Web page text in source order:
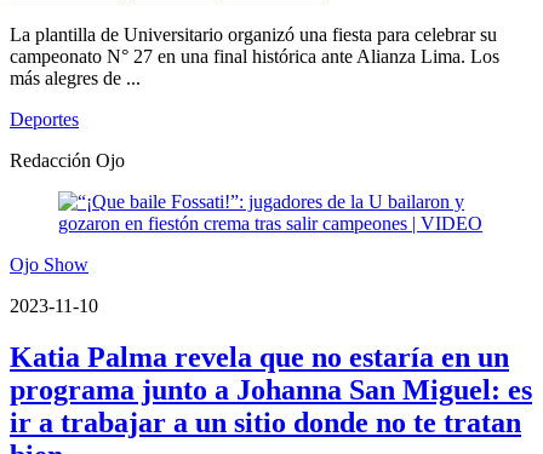
La plantilla de Universitario organizó una fiesta para celebrar su
campeonato N° 27 en una final histórica ante Alianza Lima. Los
más alegres de ...
Deportes
Redacción Ojo
Ojo Show
2023-11-10
Katia Palma revela que no estaría en un
programa junto a Johanna San Miguel: es
ir a trabajar a un sitio donde no te tratan